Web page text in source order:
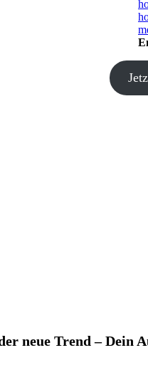
neue Trend – Dein